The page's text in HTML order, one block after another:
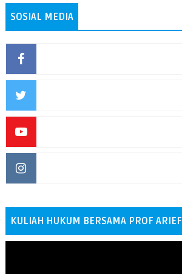
SOSIAL MEDIA
KULIAH HUKUM BERSAMA PROF ARIEF